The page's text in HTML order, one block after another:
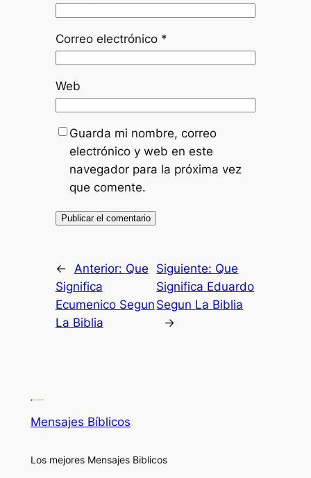
Correo electrónico *
Web
Guarda mi nombre, correo
electrónico y web en este
navegador para la próxima vez
que comente.
← Anterior: Que
Significa
Ecumenico Segun
La Biblia
Siguiente: Que
Significa Eduardo
Segun La Biblia
→
Mensajes Bíblicos
Los mejores Mensajes Biblicos